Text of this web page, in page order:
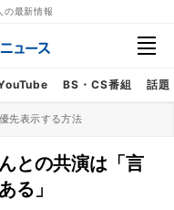
の最新情報
BS・CS番組 話題
先表示する方法
との共演は「言
る」